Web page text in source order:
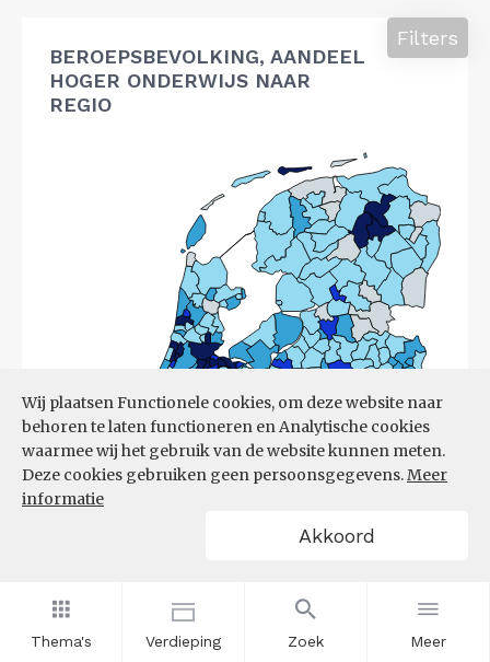
Thema's Verdieping Zoek Meer
Wij plaatsen Functionele cookies, om deze website naar
behoren te laten functioneren en Analytische cookies
waarmee wij het gebruik van de website kunnen meten.
Deze cookies gebruiken geen persoonsgegevens.Meer
informatie
Akkoord
BEROEPSBEVOLKING, AANDEEL
HOGER ONDERWIJS NAAR
REGIO
Filters